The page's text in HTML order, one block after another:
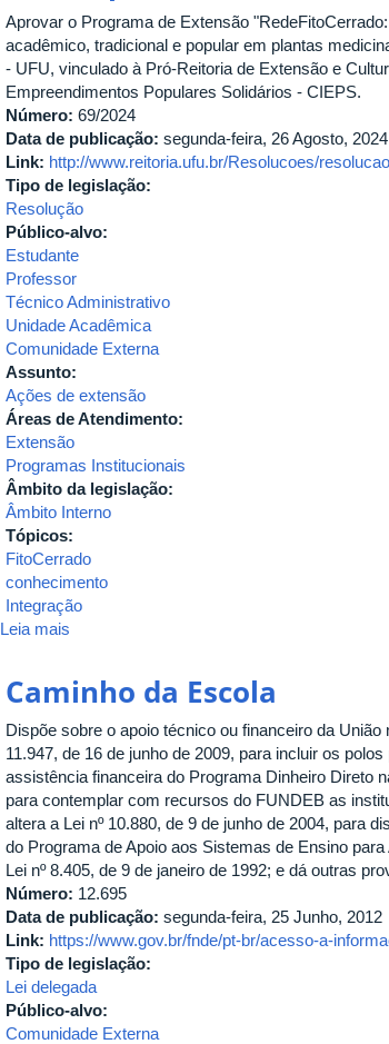
SETEMBRO
DE
2021
Aprovar o Programa de Extensão
acadêmico, tradicional e popular em plantas
- UFU, vinculado à Pró-Reitoria de Extensão e
Empreendimentos Populares Solidários - CIEPS.
Número: 69/2024
Data de publicação: segunda-feira, 26 Agosto, 2024
Link: http://www.reitoria.ufu.br/Resolucoes/
Tipo de legislação:
Resolução
Público-alvo:
Estudante
Professor
Técnico Administrativo
Unidade Acadêmica
Comunidade Externa
Assunto:
Ações de extensão
Áreas de Atendimento:
Extensão
Programas Institucionais
Âmbito da legislação:
Âmbito Interno
Tópicos:
FitoCerrado
conhecimento
Integração
Leia mais
SEI
Nº
69/2024
CONSEX
-
Institui
Programa
de
Extensão
Rede
FitoCerrado
da
UFU,
e
Caminho da Escola
Dispõe sobre o apoio técnico ou financeiro da
11.947, de 16 de junho de 2009, para incluir os
assistência financeira do Programa Dinheiro Direto
para contemplar com recursos do FUNDEB as
altera a Lei nº 10.880, de 9 de junho de 2004, para
do Programa de Apoio aos Sistemas de Ensino
Lei nº 8.405, de 9 de janeiro de 1992; e dá outras
Número: 12.695
Data de publicação: segunda-feira, 25 Junho, 2012
Link: https://www.gov.br/fnde/pt-br/acesso-a-
Tipo de legislação:
Lei delegada
Público-alvo:
Comunidade Externa